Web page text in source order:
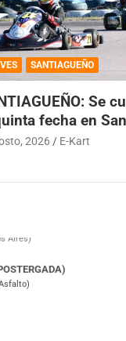
SANTIAGUEÑO
Se
fecha en
2026 E-Kart
DE E-KART.COM.AR
6
(Asfalto)